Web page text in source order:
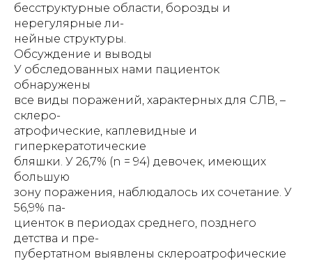
бесструктурные области, борозды и
нерегулярные ли-
нейные структуры.
Обсуждение и выводы
У обследованных нами пациенток
обнаружены
все виды поражений, характерных для СЛВ, –
склеро-
атрофические, каплевидные и
гиперкератотические
бляшки. У 26,7% (n = 94) девочек, имеющих
большую
зону поражения, наблюдалось их сочетание. У
56,9% па-
циенток в периодах среднего, позднего
детства и пре-
пубертатном выявлены склероатрофические